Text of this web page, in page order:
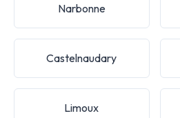
Narbonne
Castelnaudary
Limoux